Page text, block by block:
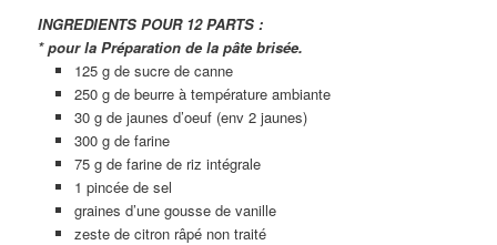
INGREDIENTS POUR 12 PARTS :
* pour la Préparation de la pâte brisée.
125 g de sucre de canne
250 g de beurre à température ambiante
30 g de jaunes d’oeuf (env 2 jaunes)
300 g de farine
75 g de farine de riz intégrale
1 pincée de sel
graines d’une gousse de vanille
zeste de citron râpé non traité